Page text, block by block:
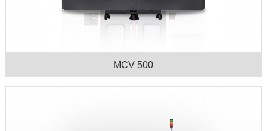
MCV 500